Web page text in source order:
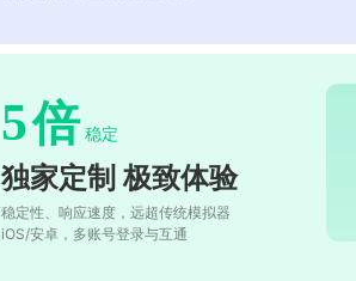
5倍 稳定
独家定制 极致体验
稳定性、响应速度，远超传统模拟器
iOS/安卓，多账号登录与互通